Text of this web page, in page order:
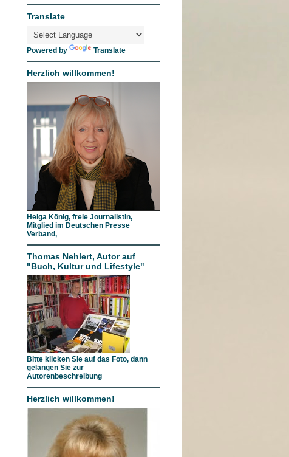
Translate
Powered by Translate
Herzlich willkommen!
Helga König, freie Journalistin,
Mitglied im Deutschen Presse
Verband,
Thomas Nehlert, Autor auf
"Buch, Kultur und Lifestyle"
Bitte klicken Sie auf das Foto, dann
gelangen Sie zur
Autorenbeschreibung
Herzlich willkommen!